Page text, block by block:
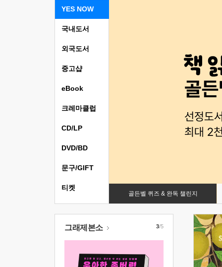
YES NOW
골든벨 퀴즈 & 완독 챌린지
국내도서
외국도서
중고샵
eBook
크레마클럽
CD/LP
DVD/BD
문구/GIFT
티켓
그래제본소 3/5